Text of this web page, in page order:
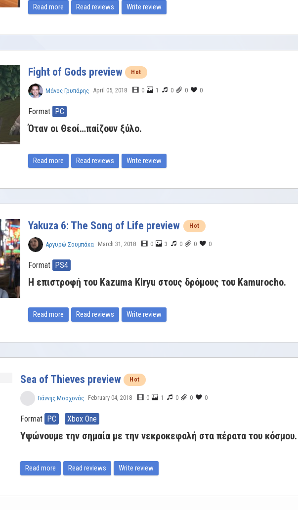
Read more Read reviews Write review
Fight of Gods preview Hot
Μάνος Γρυπάρης April 05, 2018 0 1 0 0 0
Format PC
Όταν οι Θεοί…παίζουν ξύλο.
Read more Read reviews Write review
Yakuza 6: The Song of Life preview Hot
Αργυρώ Σουμπάκα March 31, 2018 0 3 0 0 0
Format PS4
Η επιστροφή του Kazuma Kiryu στους δρόμους του Kamurocho.
Read more Read reviews Write review
Sea of Thieves preview Hot
Γιάννης Μοσχονάς February 04, 2018 0 1 0 0 0
Format PC Xbox One
Υψώνουμε την σημαία με την νεκροκεφαλή στα πέρατα του κόσμου.
Read more Read reviews Write review